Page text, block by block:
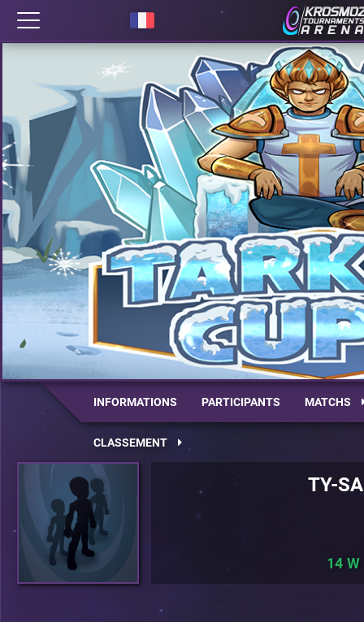
INFORMATIONS PARTICIPANTS MATCHS
CLASSEMENT
TY-
14